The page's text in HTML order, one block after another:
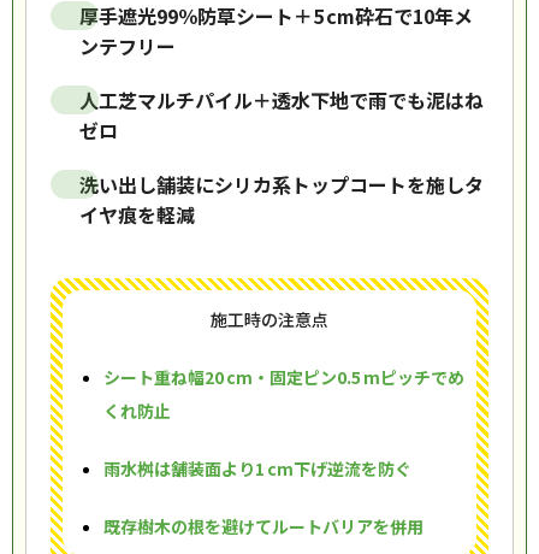
厚手遮光99％防草シート＋5 cm砕石で10年メ
ンテフリー
人工芝マルチパイル＋透水下地で雨でも泥はね
ゼロ
洗い出し舗装にシリカ系トップコートを施しタ
イヤ痕を軽減
施工時の注意点
シート重ね幅20 cm・固定ピン0.5 mピッチでめ
くれ防止
雨水桝は舗装面より1 cm下げ逆流を防ぐ
既存樹木の根を避けてルートバリアを併用